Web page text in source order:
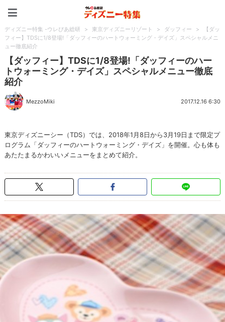
ディズニー特集 -ウレぴあ総研 > 東京ディズニーリゾート > ダッフィー >
【ダッ
フィー】TDSに1/8登場!「ダッフィーのハートウォーミング・デイズ」スペシャルメニ
ュー徹底紹介
【ダッフィー】TDSに1/8登場!「ダッフィーのハー
トウォーミング・デイズ」スペシャルメニュー徹底
紹介
MezzoMiki 2017.12.16 6:30
東京ディズニーシー（TDS）では、2018年1月8日から3月19日まで限定プ
ログラム「ダッフィーのハートウォーミング・デイズ」を開催。心も体も
あたたまるかわいいメニューをまとめて紹介。